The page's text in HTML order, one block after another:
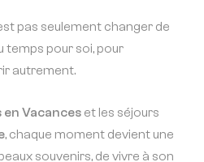
pas seulement changer de
temps pour soi, pour
autrement.
en Vacances et les séjours
, chaque moment devient une
souvenirs, de vivre à son